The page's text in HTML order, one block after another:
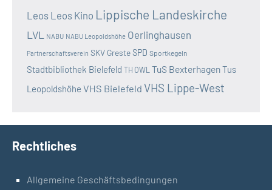
Leos Leos Kino Lippische Landeskirche
LVL NABU NABU Leopoldshöhe Oerlinghausen
Partnerschaftsverein SKV GresteSPD Sportkegeln
Stadtbibliothek Bielefeld TH OWL TuS BexterhagenTus
Leopoldshöhe VHS Bielefeld VHS Lippe-West
Rechtliches
Allgemeine Geschäftsbedingungen